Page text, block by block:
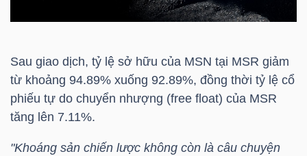
Sau giao dịch, tỷ lệ sở hữu của MSN tại MSR giảm
từ khoảng 94.89% xuống 92.89%, đồng thời tỷ lệ cổ
phiếu tự do chuyển nhượng (free float) của MSR
tăng lên 7.11%.
"Khoáng sản chiến lược không còn là câu chuyện
KINH
THẾ
GIỚI